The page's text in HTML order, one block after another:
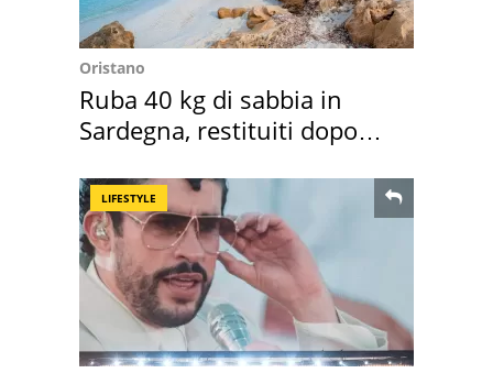
Oristano
Ruba 40 kg di sabbia in
Sardegna, restituiti dopo
LIFESTYLE